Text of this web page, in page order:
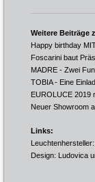
Weitere Beiträge
Happy birthday
Foscarini baut
MADRE - Zwei
TOBIA - Eine
EUROLUCE 2019
Neuer Showroom
Links:
Design: Ludovica